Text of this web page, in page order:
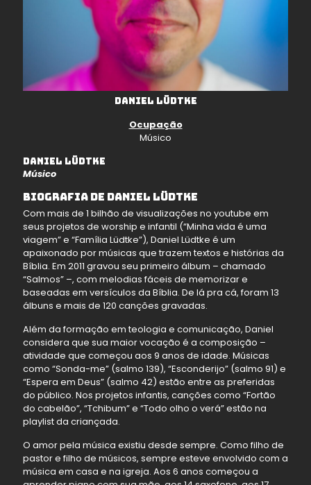
Daniel lüdtke
Ocupação
Músico
Daniel lüdtke
Músico
Biografia de Daniel Lüdtke
Com mais de 1 bilhão de visualizações no youtube em
seus projetos de worship e infantil (“Minha vida é uma
viagem” e “Família Lüdtke”), Daniel Lüdtke é um
apaixonado por músicas que trazem textos e histórias da
Bíblia. Em 2011 gravou seu primeiro álbum – chamado
“Salmos” –, com melodias fáceis de memorizar e
baseadas em versículos da Bíblia. De lá pra cá, foram 13
álbuns e mais de 120 canções gravadas.
Além da formação em teologia e comunicação, Daniel
considera que sua maior vocação é a composição –
atividade que começou aos 9 anos de idade. Músicas
como “Sonda-me” (salmo 139), “Esconderijo” (salmo 91) e
“Espera em Deus” (salmo 42) estão entre as preferidas
do público. Nos projetos infantis, canções como “Fortão
do cabelão”, “Tchibum” e “Todo olho o verá” estão na
playlist da criançada.
O amor pela música existiu desde sempre. Como filho de
pastor e filho de músicos, sempre esteve envolvido com a
música em casa e na igreja. Aos 6 anos começou a